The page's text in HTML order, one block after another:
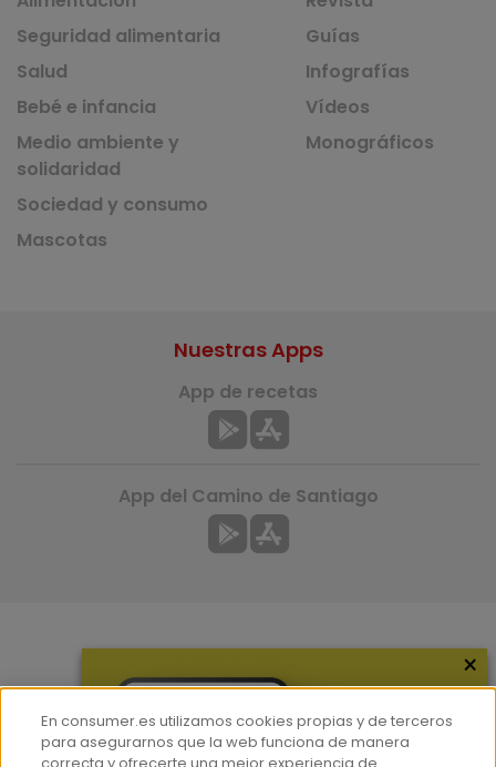
Seguridad alimentaria
Salud
Bebé e infancia
Medio ambiente y
solidaridad
Sociedad y consumo
Mascotas
Guías
Infografías
Vídeos
Monográficos
Hemeroteca
Nuestras Apps
App de recetas
App del Camino de Santiago
×
En consumer.es utilizamos cookies propias y de terceros
para asegurarnos que la web funciona de manera